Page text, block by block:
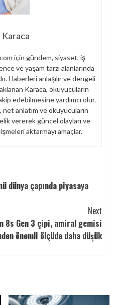
için gündem, siyaset, iş
ve yaşam tarzı alanlarında
Haberleri anlaşılır ve dengeli
Karaca, okuyucuların
edebilmesine yardımcı olur.
net anlatım ve okuyucuların
vererek güncel olayları ve
aktarmayı amaçlar.
dünya çapında piyasaya
Next
8s Gen 3 çipi, amiral gemisi
önemli ölçüde daha düşük